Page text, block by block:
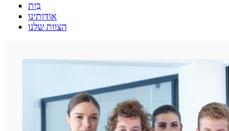
בַּיִת
אודותינו
הצוות שלנו